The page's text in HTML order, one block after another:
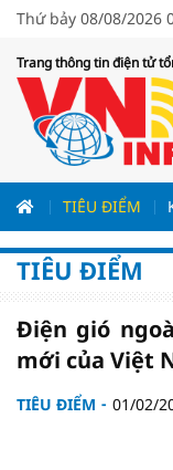
Thứ bảy 08/08/2026
Trang thông tin điện tử
TIÊU ĐIỂM
TIÊU ĐIỂM
Điện gió
mới của Việt
TIÊU ĐIỂM 01/02/